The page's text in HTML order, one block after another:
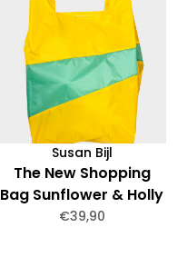
Susan Bijl
The New Shopping
Bag Sunflower & Holly
Green Large
€39,90